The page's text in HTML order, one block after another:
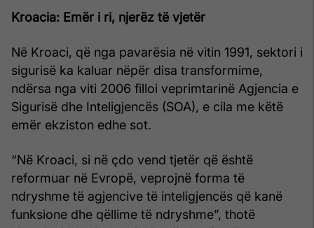
Kroacia: Emër i ri, njerëz të vjetër
Në Kroaci, që nga pavarësia në vitin 1991, sektori i
sigurisë ka kaluar nëpër disa transformime,
ndërsa nga viti 2006 filloi veprimtarinë Agjencia e
Sigurisë dhe Inteligjencës (SOA), e cila me këtë
emër ekziston edhe sot.
“Në Kroaci, si në çdo vend tjetër që është
reformuar në Evropë, veprojnë forma të
ndryshme të agjencive të inteligjencës që kanë
funksione dhe qëllime të ndryshme”, thotë